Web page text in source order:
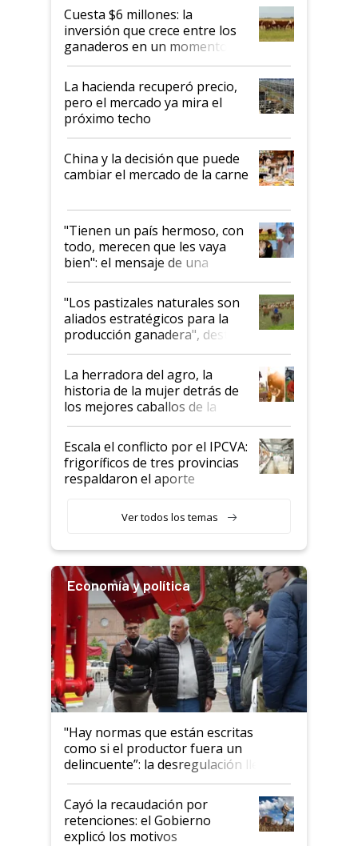
Cuesta $6 millones: la
inversión que crece entre los
ganaderos en un momento
histórico para la actividad
La hacienda recuperó precio,
pero el mercado ya mira el
próximo techo
China y la decisión que puede
cambiar el mercado de la carne
"Tienen un país hermoso, con
todo, merecen que les vaya
bien": el mensaje de una
ganadera uruguaya sobre las
oportunidades que se abren
para el agro en Argentina, con
foco en la carne
"Los pastizales naturales son
aliados estratégicos para la
producción ganadera", destaca
la iniciativa que ya reúne a 46
establecimientos en Argentina
La herradora del agro, la
historia de la mujer detrás de
los mejores caballos de la
Argentina y los mitos que
todavía hacen sufrir a estos
animales: "Mientras me
descalificaban, yo seguí
haciendo currículum"
Escala el conflicto por el IPCVA:
frigoríficos de tres provincias
respaldaron el aporte
Ver todos los temas
Economía y política
"Hay normas que están escritas
como si el productor fuera un
delincuente”: la desregulación llegó
al Congreso Aapresid y hasta se
habló del financiamiento al IPCVA
Cayó la recaudación por
retenciones: el Gobierno
explicó los motivos